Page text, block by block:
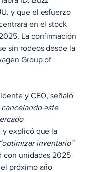
y que el esfuerzo
en el stock
La confirmación
sin rodeos desde la
Group of
y CEO, señaló
cancelando este
y explicó que la
“optimizar inventario”
con unidades 2025
próximo año